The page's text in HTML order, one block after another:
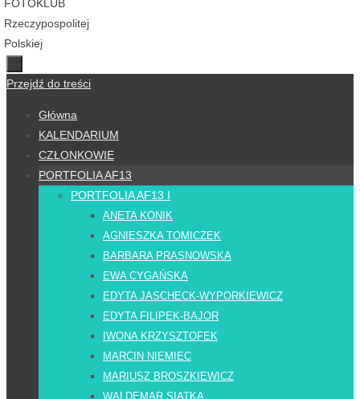
Przejdź do treści
Główna
KALENDARIUM
CZŁONKOWIE
PORTFOLIA AF13
PORTFOLIA AF13 I
ANETA KONIK
AGNIESZKA TOMICZEK
BARBARA PRASNOWSKA
EWA CYGAŃSKA
EDYTA JASCHECK-WYPORKIEWICZ
EDYTA FILIPEK-BAJOR
IWONA KRZYSZTOFEK
MARCIN NIEMIEC
MARIUSZ BROSZKIEWICZ
WALDEMAR SIATKA